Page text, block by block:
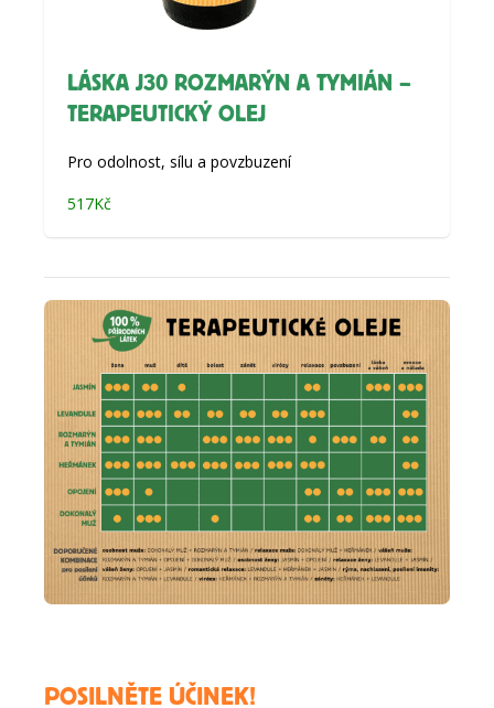
LÁSKA J30 ROZMARÝN A TYMIÁN –
TERAPEUTICKÝ OLEJ
Pro odolnost, sílu a povzbuzení
517Kč
POSILNĚTE ÚČINEK!